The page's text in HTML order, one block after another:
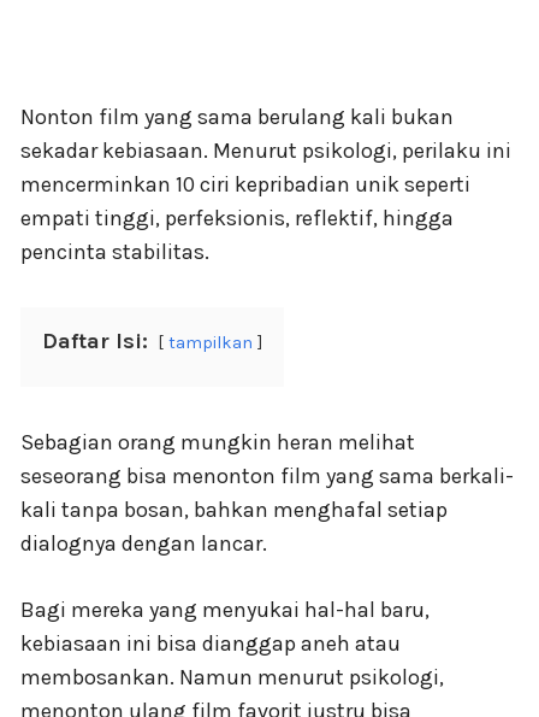
Nonton film yang sama berulang kali bukan
sekadar kebiasaan. Menurut psikologi, perilaku ini
mencerminkan 10 ciri kepribadian unik seperti
empati tinggi, perfeksionis, reflektif, hingga
pencinta stabilitas.
Daftar Isi: tampilkan
Sebagian orang mungkin heran melihat
seseorang bisa menonton film yang sama berkali-
kali tanpa bosan, bahkan menghafal setiap
dialognya dengan lancar.
Bagi mereka yang menyukai hal-hal baru,
kebiasaan ini bisa dianggap aneh atau
membosankan. Namun menurut psikologi,
menonton ulang film favorit justru bisa